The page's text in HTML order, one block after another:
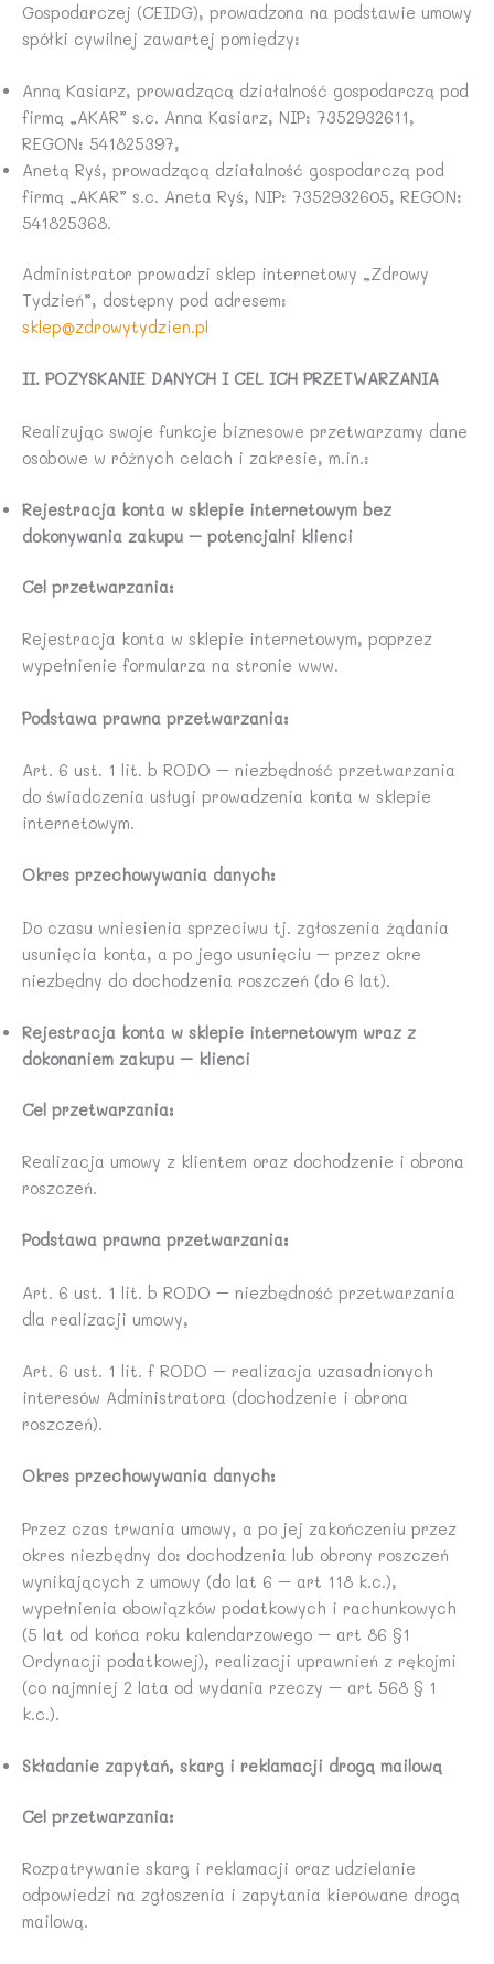
Gospodarczej (CEIDG), prowadzona na podstawie umowy
spółki cywilnej zawartej pomiędzy:
Anną Kasiarz, prowadzącą działalność gospodarczą pod
firmą „AKAR” s.c. Anna Kasiarz, NIP: 7352932611,
REGON: 541825397,
Anetą Ryś, prowadzącą działalność gospodarczą pod
firmą „AKAR” s.c. Aneta Ryś, NIP: 7352932605, REGON:
541825368.
Administrator prowadzi sklep internetowy „Zdrowy
Tydzień”, dostępny pod adresem:
sklep@zdrowytydzien.pl
II. POZYSKANIE DANYCH I CEL ICH PRZETWARZANIA
Realizując swoje funkcje biznesowe przetwarzamy dane
osobowe w różnych celach i zakresie, m.in.:
Rejestracja konta w sklepie internetowym bez
dokonywania zakupu – potencjalni klienci
Cel przetwarzania:
Rejestracja konta w sklepie internetowym, poprzez
wypełnienie formularza na stronie www.
Podstawa prawna przetwarzania:
Art. 6 ust. 1 lit. b RODO – niezbędność przetwarzania
do świadczenia usługi prowadzenia konta w sklepie
internetowym.
Okres przechowywania danych:
Do czasu wniesienia sprzeciwu tj. zgłoszenia żądania
usunięcia konta, a po jego usunięciu – przez okre
niezbędny do dochodzenia roszczeń (do 6 lat).
Rejestracja konta w sklepie internetowym wraz z
dokonaniem zakupu – klienci
Cel przetwarzania:
Realizacja umowy z klientem oraz dochodzenie i obrona
roszczeń.
Podstawa prawna przetwarzania:
Art. 6 ust. 1 lit. b RODO – niezbędność przetwarzania
dla realizacji umowy,
Art. 6 ust. 1 lit. f RODO – realizacja uzasadnionych
interesów Administratora (dochodzenie i obrona
roszczeń).
Okres przechowywania danych:
Przez czas trwania umowy, a po jej zakończeniu przez
okres niezbędny do: dochodzenia lub obrony roszczeń
wynikających z umowy (do lat 6 – art 118 k.c.),
wypełnienia obowiązków podatkowych i rachunkowych
(5 lat od końca roku kalendarzowego – art 86 §1
Ordynacji podatkowej), realizacji uprawnień z rękojmi
(co najmniej 2 lata od wydania rzeczy – art 568 § 1
k.c.).
Składanie zapytań, skarg i reklamacji drogą mailową
Cel przetwarzania:
Rozpatrywanie skarg i reklamacji oraz udzielanie
odpowiedzi na zgłoszenia i zapytania kierowane drogą
mailową.